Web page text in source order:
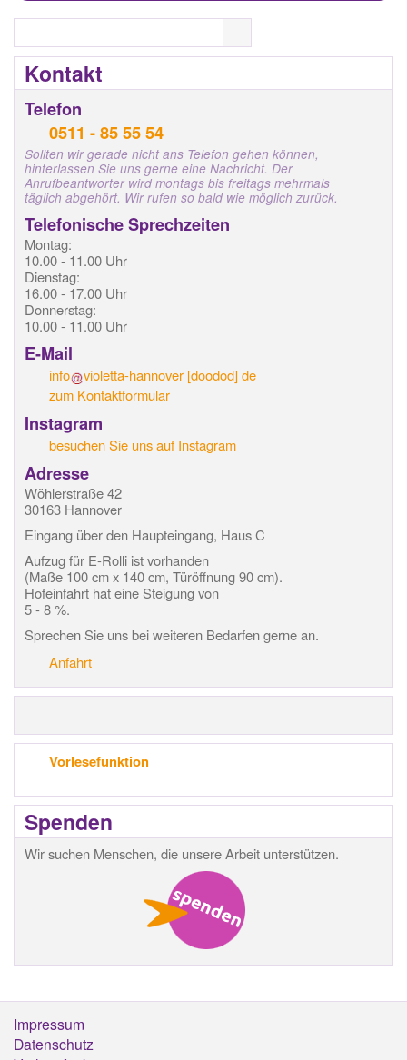
Kontakt
Telefon
0511 - 85 55 54
Sollten wir gerade nicht ans Telefon gehen können,
hinterlassen Sie uns gerne eine Nachricht. Der
Anrufbeantworter wird montags bis freitags mehrmals
täglich abgehört. Wir rufen so bald wie möglich zurück.
Telefonische Sprechzeiten
Montag:
10.00 - 11.00 Uhr
Dienstag:
16.00 - 17.00 Uhr
Donnerstag:
10.00 - 11.00 Uhr
E-Mail
info violetta-hannover[doodod] de
zum Kontaktformular
Instagram
besuchen Sie uns auf Instagram
Adresse
Wöhlerstraße 42
30163 Hannover
Eingang über den Haupteingang, Haus C
Aufzug für E-Rolli ist vorhanden
(Maße 100 cm x 140 cm, Türöffnung 90 cm).
Hofeinfahrt hat eine Steigung von
5 - 8 %.
Sprechen Sie uns bei weiteren Bedarfen gerne an.
Anfahrt
Vorlesefunktion
Spenden
Wir suchen Menschen, die unsere Arbeit unterstützen.
Footermenü
Impressum
Datenschutz